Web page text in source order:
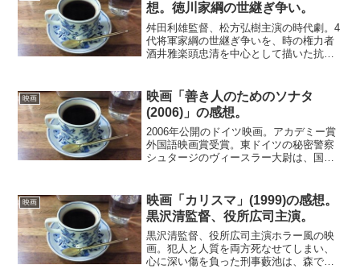
想。徳川家綱の世継ぎ争い。
舛田利雄監督、松方弘樹主演の時代劇。4
代将軍家綱の世継ぎ争いを、時の権力者
酒井雅楽頭忠清を中心として描いた抗争
演じる酒井忠清は、下馬将軍と言われ御
三家をも見下すくらいの...
映画
映画「善き人のためのソナタ
(2006)」の感想。
2006年公開のドイツ映画。アカデミー賞
外国語映画賞受賞。東ドイツの秘密警察
シュタージのヴィースラー大尉は、国家
マンの監視を命じられる。アパートに盗
聴器を仕掛け、昼夜を...
映画
映画「カリスマ」(1999)の感想。
黒沢清監督、役所広司主演。
黒沢清監督、役所広司主演ホラー風の映
画。犯人と人質を両方死なせてしまい、
心に深い傷を負った刑事藪池は、森でカ